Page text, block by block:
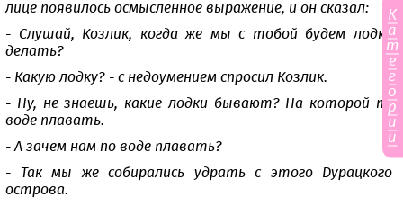
лице появилось осмысленное выражение, и он сказал:
- Слушай, Козлик, когда же мы с тобой будем лодку
делать?
- Какую лодку? - с недоумением спросил Козлик.
- Ну, не знаешь, какие лодки бывают? На которой по
воде плавать.
- А зачем нам по воде плавать?
- Так мы же собирались удрать с этого Дурацкого
острова.
К
а
т
е
г
о
р
и
и